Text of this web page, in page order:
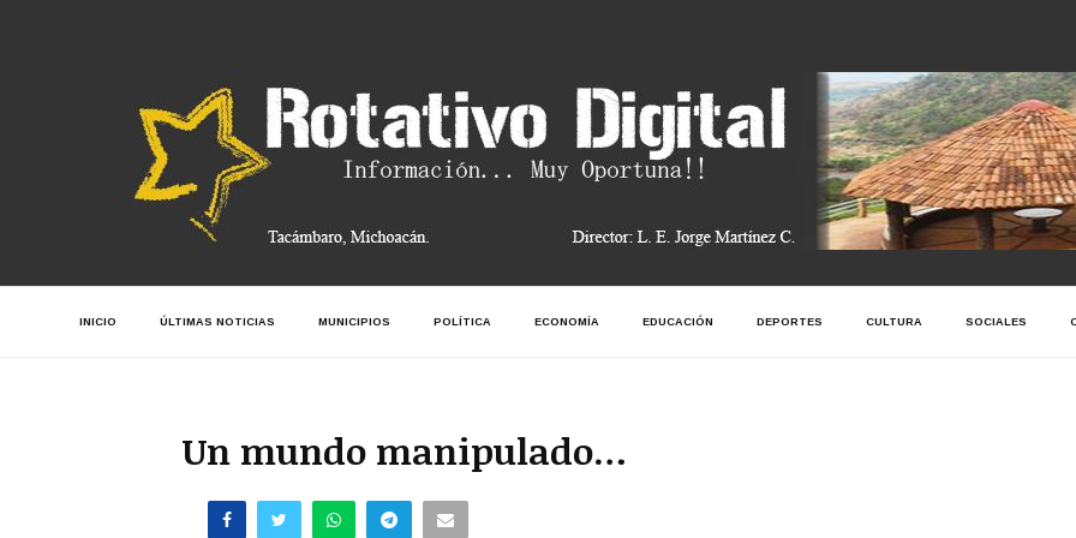
INICIO ÚLTIMAS NOTICIAS MUNICIPIOS POLÍTICA ECONOMÍA EDUCACIÓN DEPORTES CULTURA SOCIALES
Un mundo manipulado…